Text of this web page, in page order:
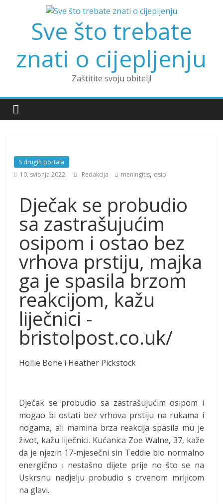
Sve što trebate
znati o cijepljenju
Zaštitite svoju obitelj!
S drugih portala
10. svibnja 2022.
Redakcija meningitis, osip
Dječak se probudio
sa zastrašujućim
osipom i ostao bez
vrhova prstiju, majka
ga je spasila brzom
reakcijom, kažu
liječnici -
bristolpost.co.uk/
Hollie Bone i Heather Pickstock
Dječak se probudio sa zastrašujućim osipom i
mogao bi ostati bez vrhova prstiju na rukama i
nogama, ali mamina brza reakcija spasila mu je
život, kažu liječnici. Kućanica Zoe Walne, 37, kaže
da je njezin 17-mjesečni sin Teddie bio normalno
energično i nestašno dijete prije no što se na
Uskrsnu nedjelju probudio s crvenom mrljicom
na glavi.